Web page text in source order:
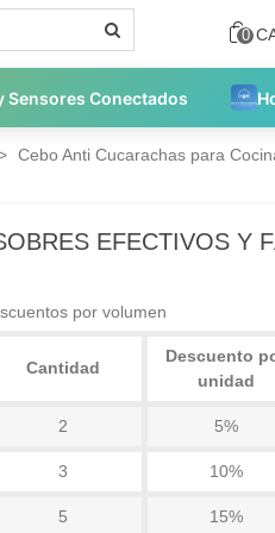
0
Sensores Conectados
Cebo Anti Cucarachas para
EFECTIVOS Y
por volumen
Cantidad
Descuento
unidad
2 5%
3 10%
5 15%